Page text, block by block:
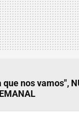
que nos vamos",